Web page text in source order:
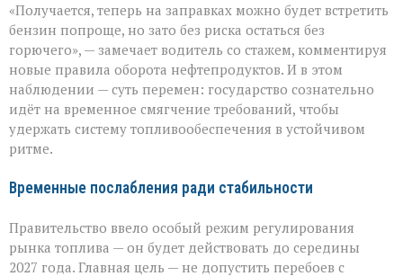
баланс:
зачем
время
смягчают
стандарты
«Получается, теперь на заправках можно будет встретить
бензин попроще, но зато без риска остаться без
горючего», — замечает водитель со стажем, комментируя
новые правила оборота нефтепродуктов. И в этом
наблюдении — суть перемен: государство сознательно
идёт на временное смягчение требований, чтобы
удержать систему топливообеспечения в устойчивом
ритме.
Временные послабления ради стабильности
Правительство ввело особый режим регулирования
рынка топлива — он будет действовать до середины
2027 года. Главная цель — не допустить перебоев с